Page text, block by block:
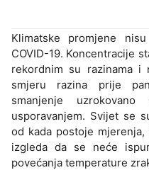
Klimatske promjene
COVID-19. Koncentracije
rekordnim su razinama i
smjeru razina prije
smanjenje uzrokovano
usporavanjem. Svijet se
od kada postoje
izgleda da se neće
povećanja temperature